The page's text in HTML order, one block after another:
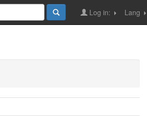
Lang
Log in: